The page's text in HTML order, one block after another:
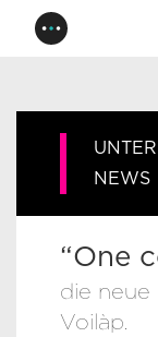
NEWS
“One
die neue
Voilàp.